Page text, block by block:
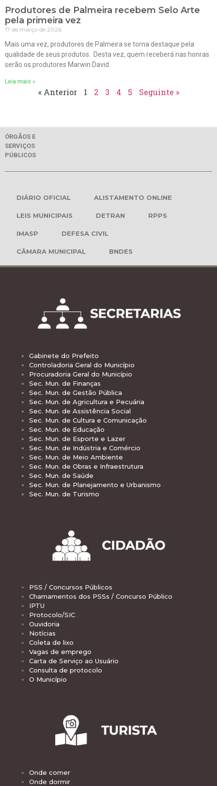
Produtores de Palmeira recebem Selo Arte
pela primeira vez
17 de março de 2026
Mais uma vez, produtores de Palmeira se torna destaque pela
qualidade de seus produtos. Desta vez, quem receberá nas honras
serão os produtores Marwin David
Leia mais »
« Anterior 1 2 3 4 5 Seguinte »
ÓRGÃOS E
SERVIÇOS
PÚBLICOS
DIÁRIO OFICIAL ALISTAMENTO ONLINE
LEIS MUNICIPAIS DETRAN RPPS
IMASP DEFESA CIVIL
CÂMARA MUNICIPAL BNDES
Gabinete do Prefeito
Controladoria Geral do Município
Procuradoria Geral do Município
Sec. Mun. de Finanças
Sec. Mun. de Gestão Pública
Sec. Mun. de Agricultura e Pecuária
Sec. Mun. de Assistência Social
Sec. Mun. de Cultura e Comunicação
Sec. Mun. de Educação
Sec. Mun. de Esporte e Lazer
Sec. Mun. de Indústria e Comércio
Sec. Mun. de Meio Ambiente
Sec. Mun. de Obras e Infraestrutura
Sec. Mun. de Saúde
Sec. Mun. de Planejamento e Urbanismo
Sec. Mun. de Turismo
PSS / Concursos Públicos
Chamamentos dos PSSs / Concurso Público
IPTU
Protocolo/SIC
Ouvidoria
Notícias
Coleta de lixo
Vagas de emprego
Carta de Serviço ao Usuário
Consulta de protocolo
O Município
Onde comer
Onde dormir